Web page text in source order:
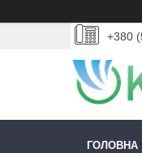
+380
ГОЛОВНА